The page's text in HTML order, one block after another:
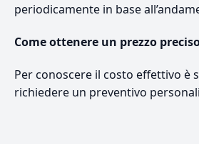
periodicamente in base
Come ottenere un prezzo
Per conoscere il costo effettivo è
richiedere un preventivo